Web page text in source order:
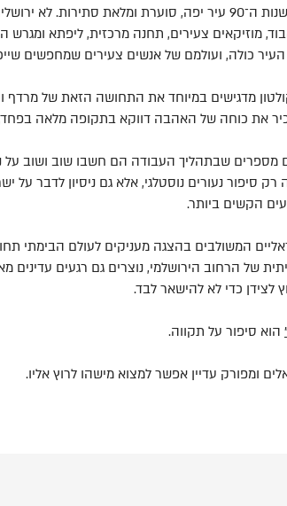
העלילה מתרחשת בירושלים של סוף שנות ה־90 עיר יפה, סוערת
מוזיקאים צעירים, תחנה מרכזית, ליפתא
העיר כולה, ועולמם של אנשים צעירים שמחפשים
מדגישים במיוחד את התחושה הזאת של מרדף
את כוחה של האהבה דווקא בתקופה מלאה
מספרים שבתהליך העבודה הם חשבו שוב ושוב על
סיפור נעורים נוסטלגי, אלא גם ניסיון לדבר
הקשים ביותר.
המשולבים בהצגה מעניקים לעולם הבימתי
של הרחוב הירושלמי, נוצרים גם רגעים עדינים
לצידן כדי לא להישאר לבד.
הוא סיפור על תקווה.
ומפורק עדיין אפשר למצוא מישהו לרוץ אליו.